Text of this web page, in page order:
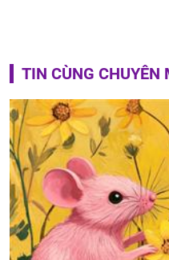
TIN CÙNG CHUYÊN